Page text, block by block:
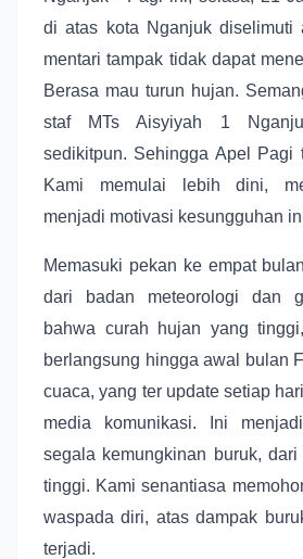
di atas kota Nganjuk diselimuti
mentari tampak tidak dapat
Berasa mau turun hujan.
staf MTs Aisyiyah 1
sedikitpun. Sehingga Apel Pagi
Kami memulai lebih dini,
menjadi motivasi kesungguhan
Memasuki pekan ke empat
dari badan meteorologi dan
bahwa curah hujan yang
berlangsung hingga awal bulan
cuaca, yang ter update setiap
media komunikasi. Ini
segala kemungkinan buruk,
tinggi. Kami senantiasa
waspada diri, atas dampak
terjadi.